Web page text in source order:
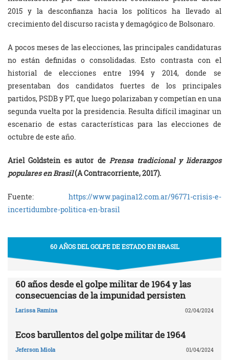
2015 y la desconfianza hacia los políticos ha llevado al
crecimiento del discurso racista y demagógico de Bolsonaro.
A pocos meses de las elecciones, las principales candidaturas
no están definidas o consolidadas. Esto contrasta con el
historial de elecciones entre 1994 y 2014, donde se
presentaban dos candidatos fuertes de los principales
partidos, PSDB y PT, que luego polarizaban y competían en una
segunda vuelta por la presidencia. Resulta difícil imaginar un
escenario de estas características para las elecciones de
octubre de este año.
Ariel Goldstein es autor de Prensa tradicional y liderazgos
populares en Brasil(A Contracorriente, 2017).
Fuente: https://www.pagina12.com.ar/96771-crisis-e-
incertidumbre-politica-en-brasil
60 AÑOS DEL GOLPE DE ESTADO EN BRASIL
60 años desde el golpe militar de 1964 y las
consecuencias de la impunidad persisten
Larissa Ramina 02/04/2024
Ecos barullentos del golpe militar de 1964
Jeferson Miola 01/04/2024